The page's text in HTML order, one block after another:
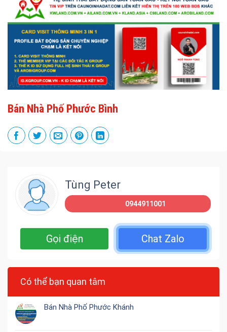
Bán Nhà Phố Phước Bình
Tùng Peter
0944911001
Gọi điện Chat Zalo
Có thể bạn quan tâm
Bán Nhà Phố Phước Khánh